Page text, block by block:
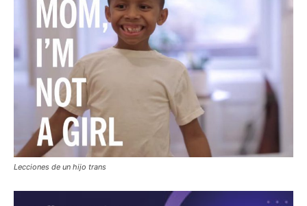
Lecciones de un hijo trans